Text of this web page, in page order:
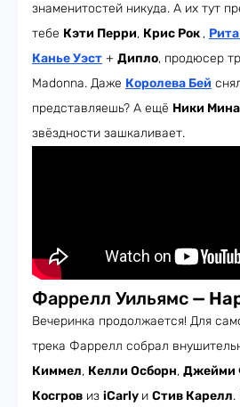
знаменитостей никуда. А их тут
тебе Кэти Перри, Крис Рок ,
Канье Уэст + Дипло, продюсер
Madonna. Даже Королева Бей
представляешь? А ещё Ники
звёздности зашкаливает.
Фаррелл Уильямс —
Вечеринка продолжается! Для
трека Фаррелл собрал
Киммел, Келли Осборн, Джейми
Косгров из iCarly и Стив Карелл.